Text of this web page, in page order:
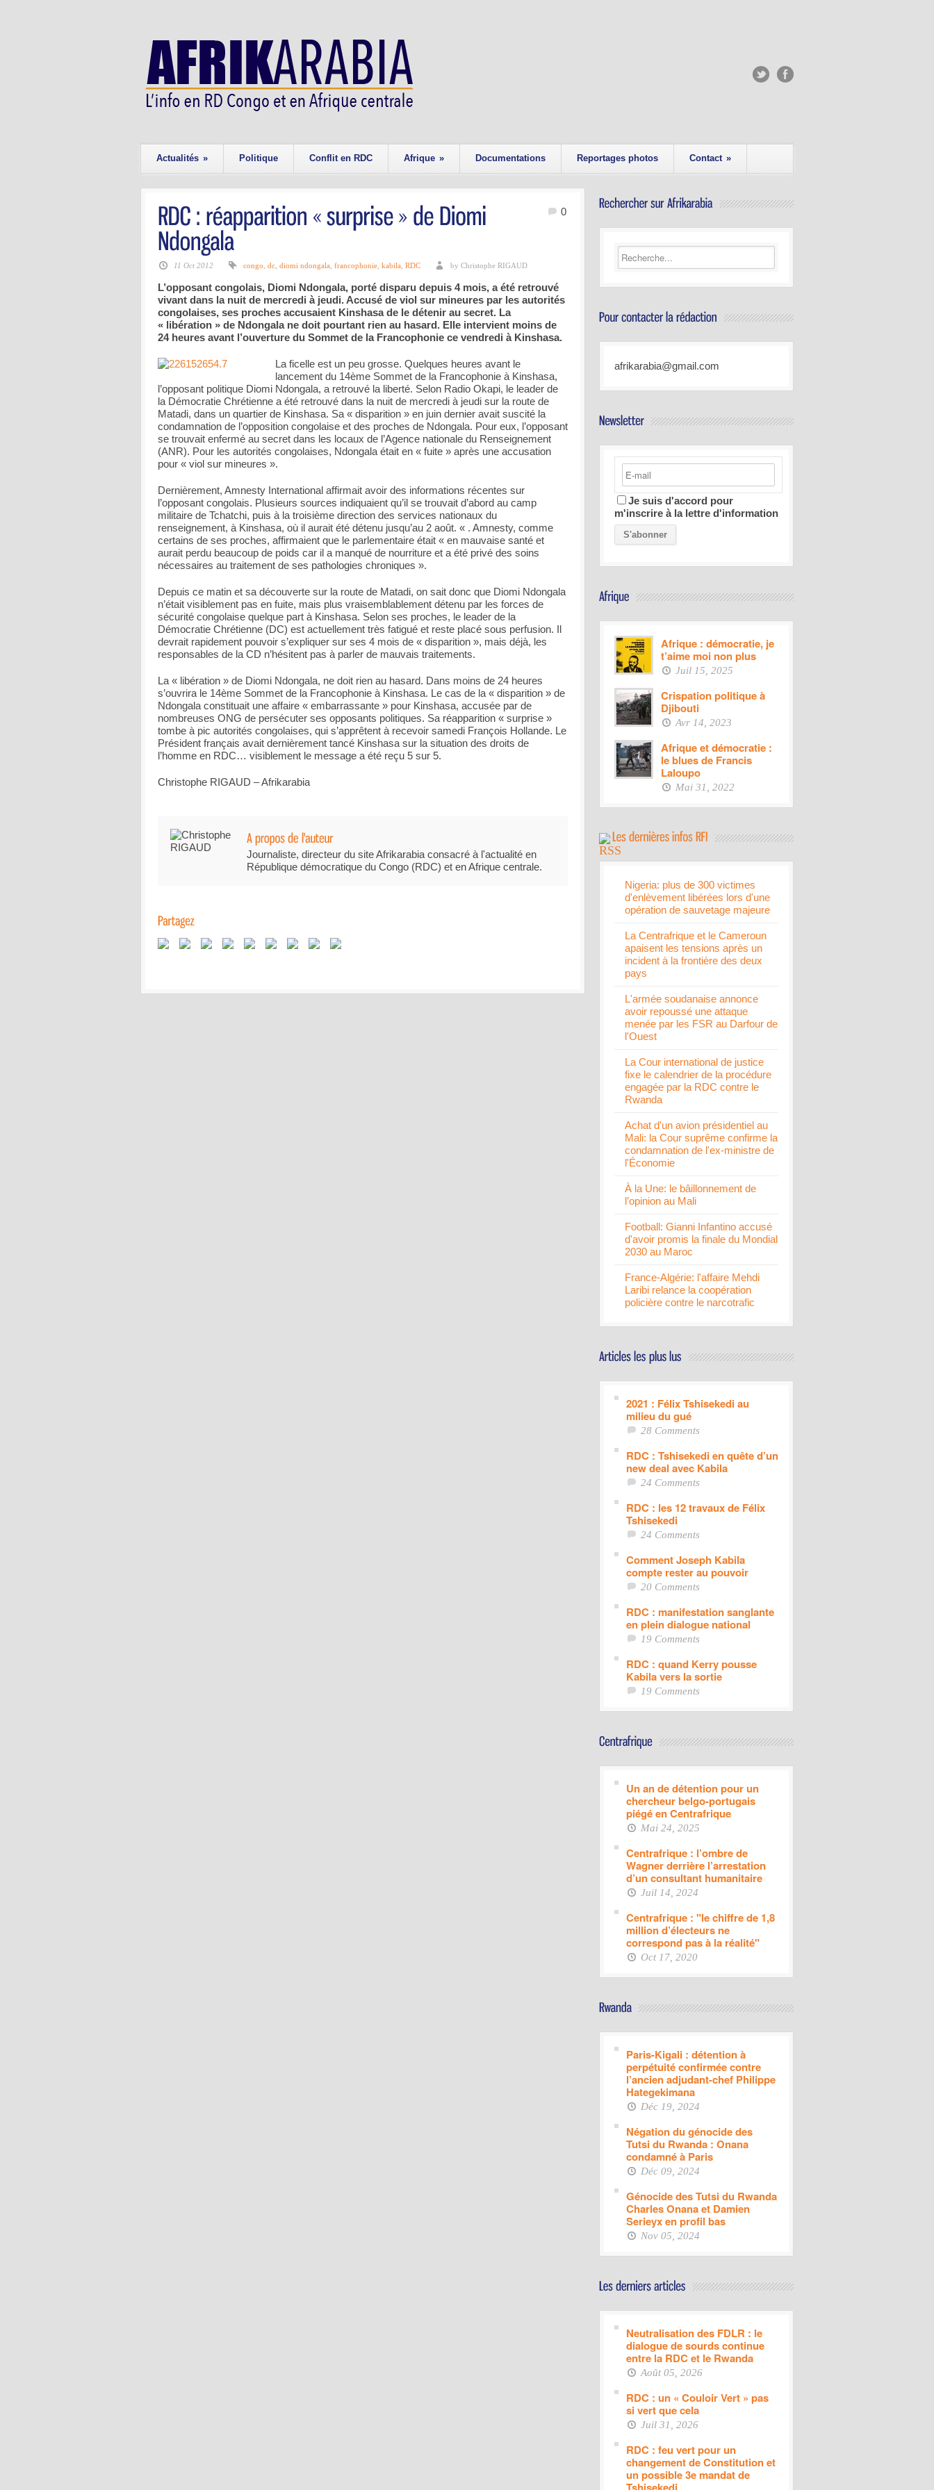
Actualités » Politique Conflit en RDC Afrique » Documentations Reportages photos Contact »
0
11 Oct 2012 congo dc diomi ndongala francophonie kabila RDC by Christophe RIGAUD
L’opposant congolais, Diomi Ndongala, porté disparu depuis 4 mois, a été retrouvé
vivant dans la nuit de mercredi à jeudi. Accusé de viol sur mineures par les autorités
congolaises, ses proches accusaient Kinshasa de le détenir au secret. La
« libération » de Ndongala ne doit pourtant rien au hasard. Elle intervient moins de
24 heures avant l’ouverture du Sommet de la Francophonie ce vendredi à Kinshasa.
La ficelle est un peu grosse. Quelques heures avant le
lancement du 14ème Sommet de la Francophonie à Kinshasa,
l’opposant politique Diomi Ndongala, a retrouvé la liberté. Selon Radio Okapi, le leader de
la Démocratie Chrétienne a été retrouvé dans la nuit de mercredi à jeudi sur la route de
Matadi, dans un quartier de Kinshasa. Sa « disparition » en juin dernier avait suscité la
condamnation de l’opposition congolaise et des proches de Ndongala. Pour eux, l’opposant
se trouvait enfermé au secret dans les locaux de l’Agence nationale du Renseignement
(ANR). Pour les autorités congolaises, Ndongala était en « fuite » après une accusation
pour « viol sur mineures ».
Dernièrement, Amnesty International affirmait avoir des informations récentes sur
l’opposant congolais. Plusieurs sources indiquaient qu’il se trouvait d’abord au camp
militaire de Tchatchi, puis à la troisième direction des services nationaux du
renseignement, à Kinshasa, où il aurait été détenu jusqu’au 2 août. « . Amnesty, comme
certains de ses proches, affirmaient que le parlementaire était « en mauvaise santé et
aurait perdu beaucoup de poids car il a manqué de nourriture et a été privé des soins
nécessaires au traitement de ses pathologies chroniques ».
Depuis ce matin et sa découverte sur la route de Matadi, on sait donc que Diomi Ndongala
n’était visiblement pas en fuite, mais plus vraisemblablement détenu par les forces de
sécurité congolaise quelque part à Kinshasa. Selon ses proches, le leader de la
Démocratie Chrétienne (DC) est actuellement très fatigué et reste placé sous perfusion. Il
devrait rapidement pouvoir s’expliquer sur ses 4 mois de « disparition », mais déjà, les
responsables de la CD n’hésitent pas à parler de mauvais traitements.
La « libération » de Diomi Ndongala, ne doit rien au hasard. Dans moins de 24 heures
s’ouvrira le 14ème Sommet de la Francophonie à Kinshasa. Le cas de la « disparition » de
Ndongala constituait une affaire « embarrassante » pour Kinshasa, accusée par de
nombreuses ONG de persécuter ses opposants politiques. Sa réapparition « surprise »
tombe à pic autorités congolaises, qui s’apprêtent à recevoir samedi François Hollande. Le
Président français avait dernièrement tancé Kinshasa sur la situation des droits de
l’homme en RDC… visiblement le message a été reçu 5 sur 5.
Christophe RIGAUD – Afrikarabia
Journaliste, directeur du site Afrikarabia consacré à l'actualité en
République démocratique du Congo (RDC) et en Afrique centrale.
afrikarabia@gmail.com
Je suis d'accord pour
m'inscrire à la lettre d'information
Afrique : démocratie, je
t’aime moi non plus
Juil 15, 2025
Crispation politique à
Djibouti
Avr 14, 2023
Afrique et démocratie :
le blues de Francis
Laloupo
Mai 31, 2022
Nigeria: plus de 300 victimes
d'enlèvement libérées lors d'une
opération de sauvetage majeure
La Centrafrique et le Cameroun
apaisent les tensions après un
incident à la frontière des deux
pays
L'armée soudanaise annonce
avoir repoussé une attaque
menée par les FSR au Darfour de
l'Ouest
La Cour international de justice
fixe le calendrier de la procédure
engagée par la RDC contre le
Rwanda
Achat d'un avion présidentiel au
Mali: la Cour suprême confirme la
condamnation de l'ex-ministre de
l'Économie
À la Une: le bâillonnement de
l’opinion au Mali
Football: Gianni Infantino accusé
d'avoir promis la finale du Mondial
2030 au Maroc
France-Algérie: l'affaire Mehdi
Laribi relance la coopération
policière contre le narcotrafic
2021 : Félix Tshisekedi au
milieu du gué
28 Comments
RDC : Tshisekedi en quête d’un
new deal avec Kabila
24 Comments
RDC : les 12 travaux de Félix
Tshisekedi
24 Comments
Comment Joseph Kabila
compte rester au pouvoir
20 Comments
RDC : manifestation sanglante
en plein dialogue national
19 Comments
RDC : quand Kerry pousse
Kabila vers la sortie
19 Comments
Un an de détention pour un
chercheur belgo-portugais
piégé en Centrafrique
Mai 24, 2025
Centrafrique : l’ombre de
Wagner derrière l’arrestation
d’un consultant humanitaire
Juil 14, 2024
Centrafrique : "le chiffre de 1,8
million d’électeurs ne
correspond pas à la réalité"
Oct 17, 2020
Paris-Kigali : détention à
perpétuité confirmée contre
l’ancien adjudant-chef Philippe
Hategekimana
Déc 19, 2024
Négation du génocide des
Tutsi du Rwanda : Onana
condamné à Paris
Déc 09, 2024
Génocide des Tutsi du Rwanda
Charles Onana et Damien
Serieyx en profil bas
Nov 05, 2024
Neutralisation des FDLR : le
dialogue de sourds continue
entre la RDC et le Rwanda
Août 05, 2026
RDC : un « Couloir Vert » pas
si vert que cela
Juil 31, 2026
RDC : feu vert pour un
changement de Constitution et
un possible 3e mandat de